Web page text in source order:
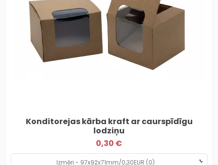
Konditorejas kārba kraft ar caurspīdīgu
lodziņu
0,30 €